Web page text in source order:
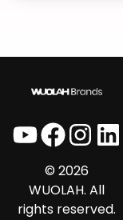
© 2026
WUOLAH. All
rights reserved.